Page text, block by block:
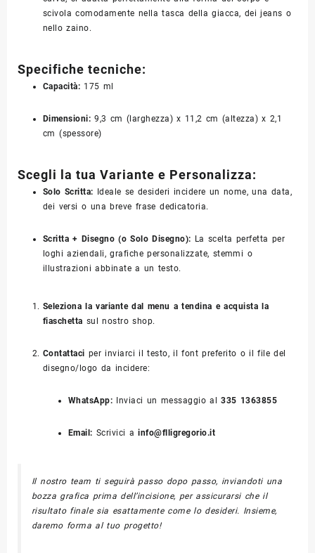
scivola comodamente nella tasca della giacca, dei jeans o
nello zaino.
Specifiche tecniche:
Capacità: 175 ml
Dimensioni: 9,3 cm (larghezza) x 11,2 cm (altezza) x 2,1
cm (spessore)
Scegli la tua Variante e Personalizza:
Solo Scritta: Ideale se desideri incidere un nome, una data,
dei versi o una breve frase dedicatoria.
Scritta + Disegno (o Solo Disegno): La scelta perfetta per
loghi aziendali, grafiche personalizzate, stemmi o
illustrazioni abbinate a un testo.
Seleziona la variante dal menu a tendina e acquista la
fiaschetta sul nostro shop.
Contattaci per inviarci il testo, il font preferito o il file del
disegno/logo da incidere:
WhatsApp: Inviaci un messaggio al335 1363855
Email: Scrivici ainfo@flligregorio.it
Il nostro team ti seguirà passo dopo passo, inviandoti una
bozza grafica prima dell’incisione, per assicurarsi che il
risultato finale sia esattamente come lo desideri. Insieme,
daremo forma al tuo progetto!